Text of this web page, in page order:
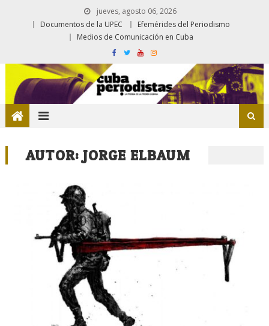
jueves, agosto 06, 2026
Documentos de la UPEC
Efemérides del Periodismo
Medios de Comunicación en Cuba
AUTOR:JORGE ELBAUM